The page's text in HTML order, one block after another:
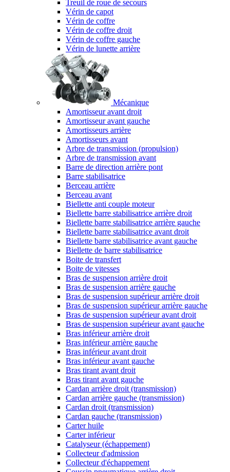
Treuil de roue de secours
Vérin de capot
Vérin de coffre
Vérin de coffre droit
Vérin de coffre gauche
Vérin de lunette arrière
Mécanique
Amortisseur avant droit
Amortisseur avant gauche
Amortisseurs arrière
Amortisseurs avant
Arbre de transmission (propulsion)
Arbre de transmission avant
Barre de direction arrière pont
Barre stabilisatrice
Berceau arrière
Berceau avant
Biellette anti couple moteur
Biellette barre stabilisatrice arrière droit
Biellette barre stabilisatrice arrière gauche
Biellette barre stabilisatrice avant droit
Biellette barre stabilisatrice avant gauche
Biellette de barre stabilisatrice
Boite de transfert
Boite de vitesses
Bras de suspension arrière droit
Bras de suspension arrière gauche
Bras de suspension supérieur arrière droit
Bras de suspension supérieur arrière gauche
Bras de suspension supérieur avant droit
Bras de suspension supérieur avant gauche
Bras inférieur arrière droit
Bras inférieur arrière gauche
Bras inférieur avant droit
Bras inférieur avant gauche
Bras tirant avant droit
Bras tirant avant gauche
Cardan arrière droit (transmission)
Cardan arrière gauche (transmission)
Cardan droit (transmission)
Cardan gauche (transmission)
Carter huile
Carter inférieur
Catalyseur (échappement)
Collecteur d'admission
Collecteur d'échappement